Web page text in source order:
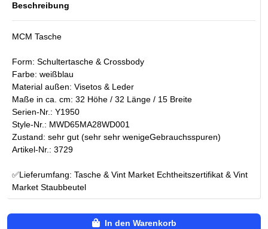
Beschreibung
MCM Tasche
Form: Schultertasche & Crossbody
Farbe: weißblau
Material außen: Visetos & Leder
Maße in ca. cm: 32 Höhe / 32 Länge / 15 Breite
Serien-Nr.: Y1950
Style-Nr.: MWD65MA28WD001
Zustand: sehr gut (sehr sehr wenigeGebrauchsspuren)
Artikel-Nr.: 3729
✅Lieferumfang: Tasche & Vint Market Echtheitszertifikat & Vint
Market Staubbeutel
In den Warenkorb